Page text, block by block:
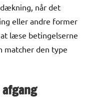
når det
eller andre former
læse betingelserne
matcher den type